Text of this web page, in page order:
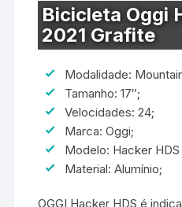
Bicicleta Oggi
2021 Grafite
Modalidade:
Tamanho: 17″;
Velocidades: 24;
Marca: Oggi;
Modelo: Hacker HDS
Material: Alumínio;
OGGI Hacker HDS é